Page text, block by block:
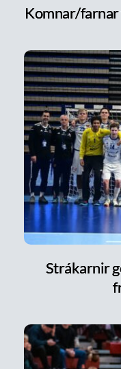
Komnar/
Strákarnir